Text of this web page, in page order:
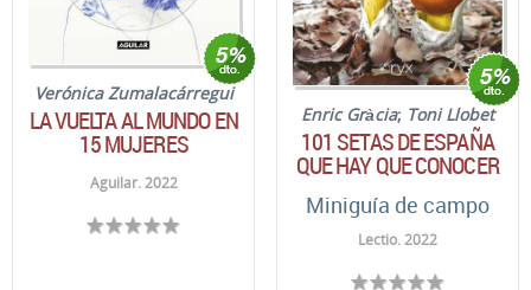
Verónica Zumalacárregui
LA VUELTA AL MUNDO EN
15 MUJERES
Aguilar. 2022
Enric Gràcia; Toni Llobet
101 SETAS DE ESPAÑA
QUE HAY QUE CONOCER
Miniguía de campo
Lectio. 2022